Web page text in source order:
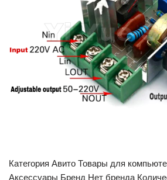
Категория Авито Товары для
Аксессуары Бренд Нет бренда